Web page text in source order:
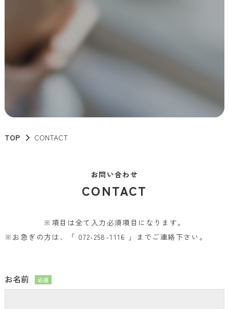
TOP CONTACT
お問い合わせ
CONTACT
※ 項目は全て入力必須項目になります。
※お急ぎの方は、「 072-258-1116 」までご連絡下さい。
お名前 必須